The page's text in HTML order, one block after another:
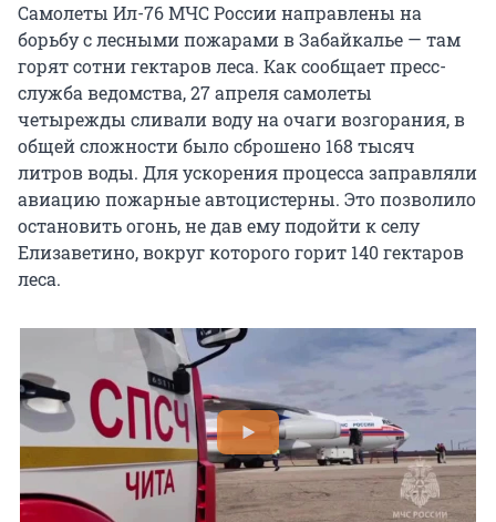
Самолеты Ил-76 МЧС России направлены на
борьбу с лесными пожарами в Забайкалье — там
горят сотни гектаров леса. Как сообщает пресс-
служба ведомства,27 апрелясамолеты
четырежды сливали воду на очаги возгорания, в
общей сложности было сброшено 168 тысяч
литров воды. Для ускорения процесса заправляли
авиацию пожарные автоцистерны. Это позволило
остановить огонь, не дав ему подойти к селу
Елизаветино, вокруг которого горит 140 гектаров
леса.